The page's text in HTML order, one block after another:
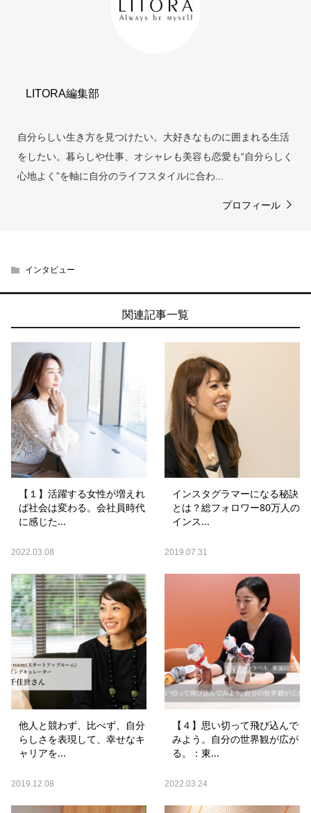
LITORA編集部
自分らしい生き方を見つけたい。大好きなものに囲まれる生活
をしたい。暮らしや仕事、オシャレも美容も恋愛も“自分らしく
心地よく”を軸に自分のライフスタイルに合わ...
プロフィール
インタビュー
関連記事一覧
【１】活躍する女性が増えれ
ば社会は変わる。会社員時代
に感じた...
2022.03.08
インスタグラマーになる秘訣
とは？総フォロワー80万人の
インス...
2019.07.31
他人と競わず、比べず、自分
らしさを表現して、幸せなキ
ャリアを...
2019.12.08
【４】思い切って飛び込んで
みよう。自分の世界観が広が
る。：東...
2022.03.24